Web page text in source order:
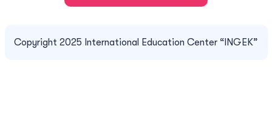
Copyright 2025 International Education Center “INGEK”